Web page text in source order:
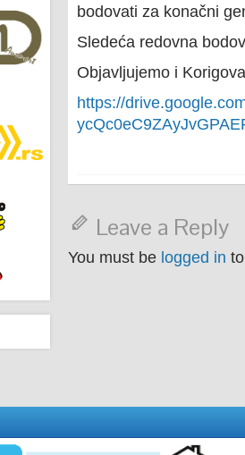
bodovati za konačni
Sledeća redovna
Objavljujemo i
https://
Leave a Reply
You must be logged in